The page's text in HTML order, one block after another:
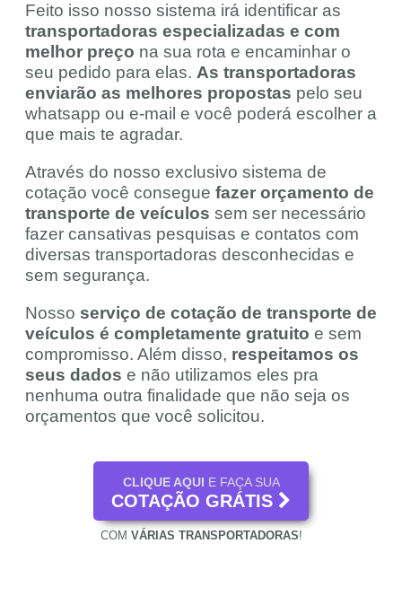
Feito isso nosso sistema irá identificar as
transportadoras especializadas e com
melhor preço na sua rota e encaminhar o
seu pedido para elas. As transportadoras
enviarão as melhores propostas pelo seu
whatsapp ou e-mail e você poderá escolher a
que mais te agradar.
Através do nosso exclusivo sistema de
cotação você consegue fazer orçamento de
transporte de veículos sem ser necessário
fazer cansativas pesquisas e contatos com
diversas transportadoras desconhecidas e
sem segurança.
Nosso serviço de cotação de transporte de
veículos é completamente gratuito e sem
compromisso. Além disso, respeitamos os
seus dados e não utilizamos eles pra
nenhuma outra finalidade que não seja os
orçamentos que você solicitou.
CLIQUE AQUI E FAÇA SUA
COTAÇÃO GRÁTIS
COM VÁRIAS TRANSPORTADORAS!